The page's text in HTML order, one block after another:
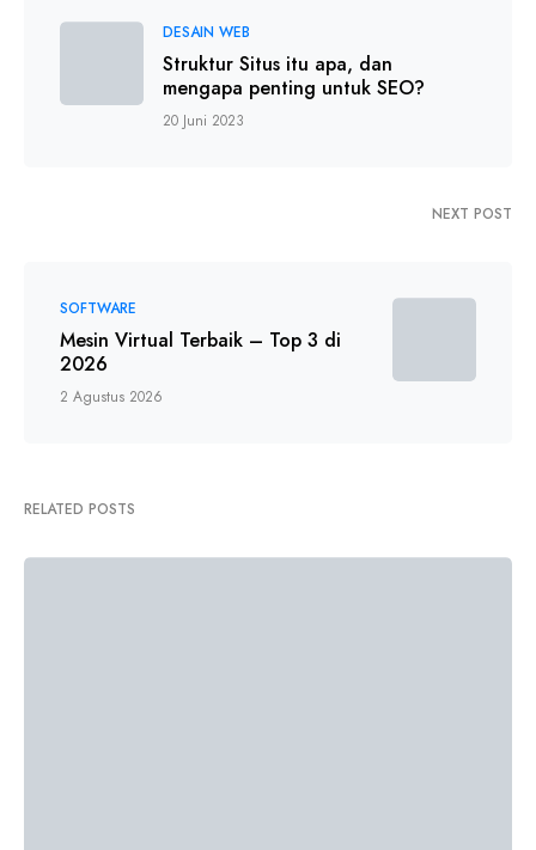
DESAIN WEB
Struktur Situs itu apa, dan
mengapa penting untuk SEO?
20 Juni 2023
NEXT POST
SOFTWARE
Mesin Virtual Terbaik – Top 3 di
2026
2 Agustus 2026
RELATED POSTS